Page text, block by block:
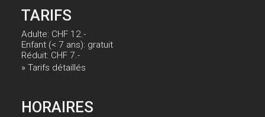
TARIFS
Adulte: CHF 12.-
Enfant (< 7 ans): gratuit
Réduit: CHF 7.-
» Tarifs détaillés
HORAIRES